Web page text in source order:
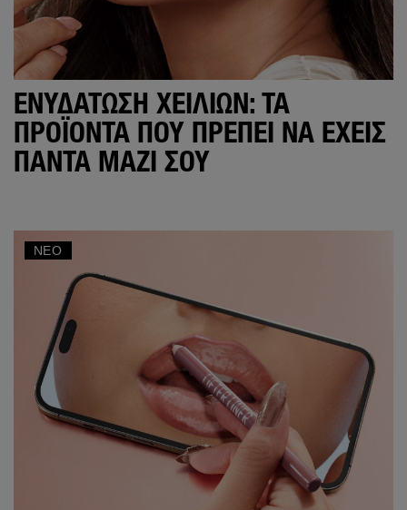
ΕΝΥΔΆΤΩΣΗ ΧΕΙΛΙΏΝ: ΤΑ
ΠΡΟΪΌΝΤΑ ΠΟΥ ΠΡΈΠΕΙ ΝΑ ΈΧΕΙΣ
ΠΆΝΤΑ ΜΑΖΊ ΣΟΥ
ΝΈΟ